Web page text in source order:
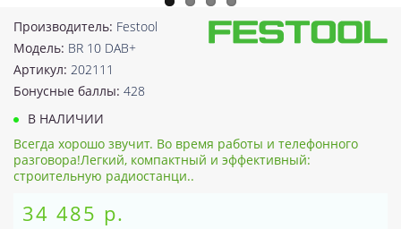
Производитель: Festool
Модель: BR 10 DAB+
Артикул: 202111
Бонусные баллы: 428
В НАЛИЧИИ
Всегда хорошо звучит. Во время работы и телефонного
разговора!Легкий, компактный и эффективный:
строительную радиостанци..
34 485 р.